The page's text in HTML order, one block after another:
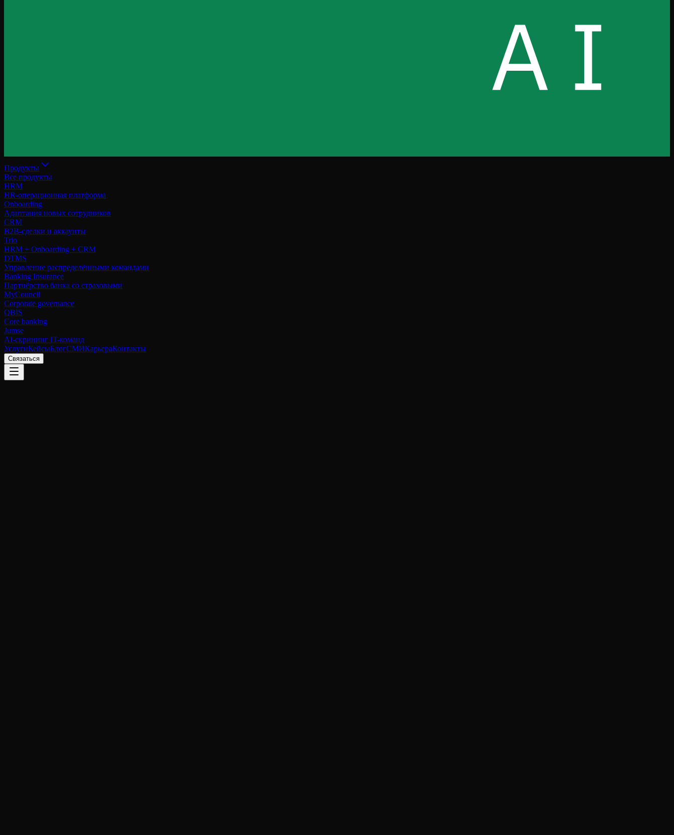
Продукты
Все продукты
HRM
HR-операционная платформа
Onboarding
Адаптация новых сотрудников
CRM
B2B-сделки и аккаунты
Trio
HRM + Onboarding + CRM
DTMS
Управление распределёнными командами
Banking Insurance
Партнёрство банка со страховыми
MyCouncil
Corporate governance
QBIS
Core banking
Jumse
AI-скрининг IT-команд
УслугиКейсыБлогСМИКарьераКонтакты
Связаться